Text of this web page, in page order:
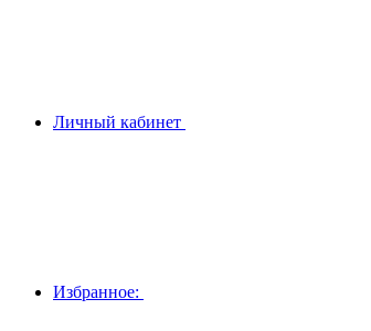
Личный кабинет
Избранное: